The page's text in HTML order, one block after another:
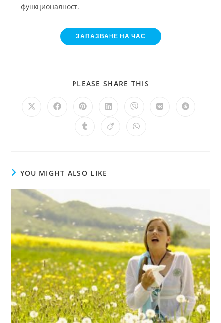
функционалност.
ЗАПАЗВАНЕ НА ЧАС
PLEASE SHARE THIS
YOU MIGHT ALSO LIKE